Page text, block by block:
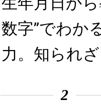
数字”でわか
力。知られ
2